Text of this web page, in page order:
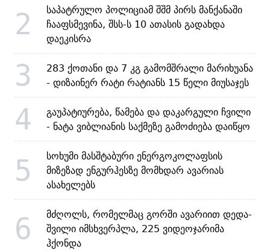
2
საპატრულო პოლიციამ შშმ პირს მანქანაში
ჩააფსმევინა, შსს-ს 10 ათასის გადახდა
დაეკისრა
3
283 ქოთანი და 7 კგ გამომშრალი მარიხუანა
- დიზაინერ რატი რატიანს 15 წელი მიუსაჯეს
4
გაუპატიურება, წამება და დაკარგული ჩვილი
- ნატა ვიბლიანის საქმეზე გამოძიება დაიწყო
5
სოხუმი მასშტაბური ენერგოკოლაფსის
მიზეზად ენგურჰესზე მომხდარ ავარიას
ასახელებს
6
მძღოლს, რომელმაც გორში ავარიით დედა-
შვილი იმსხვერპლა, 225 ვიდეოჯარიმა
ჰქონდა